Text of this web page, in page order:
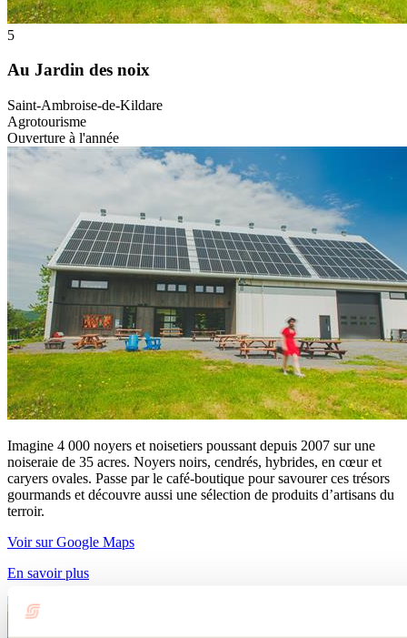
5
Au Jardin des noix
Saint-Ambroise-de-Kildare
Agrotourisme
Ouverture à l'année
Imagine 4 000 noyers et noisetiers poussant depuis 2007 sur une
noiseraie de 35 acres. Noyers noirs, cendrés, hybrides, en cœur et
caryers ovales. Passe par le café-boutique pour savourer ces trésors
gourmands et découvre aussi une sélection de produits d’artisans du
terroir.
Voir sur Google Maps
En savoir plus